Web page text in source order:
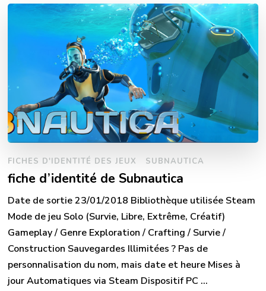
FICHES D'IDENTITÉ DES JEUX SUBNAUTICA
fiche d’identité de Subnautica
Date de sortie 23/01/2018 Bibliothèque utilisée Steam
Mode de jeu Solo (Survie, Libre, Extrême, Créatif)
Gameplay / Genre Exploration / Crafting / Survie /
Construction Sauvegardes Illimitées ? Pas de
personnalisation du nom, mais date et heure Mises à
jour Automatiques via Steam Dispositif PC …